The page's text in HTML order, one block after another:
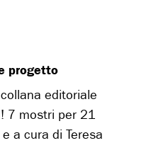
progetto
editoriale
7 mostri per 21
a cura di Teresa